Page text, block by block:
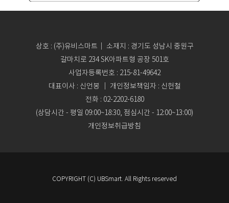
상호 : (주)유비스마트｜ 소재지 : 경기도 성남시 중원구
갈마치로 234 SK아파트형 공장 501호
사업자등록번호 : 215-81-49642
대표이사 : 신언봉 ｜ 개인정보책임자 : 신헌철
전화 : 02-2202-6180
(상담시간 - 평일 09:00~18:30, 점심시간 - 12:00~13:00)
개인정보취급방침
COPYRIGHT (C) UBSmart. All Rights reserved